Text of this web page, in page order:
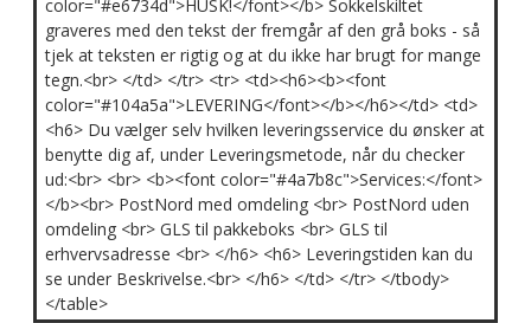
color="#e6734d">HUSK!</font></b> Sokkelskiltet
graveres med den tekst der fremgår af den grå boks - så
tjek at teksten er rigtig og at du ikke har brugt for mange
tegn.<br> </td> </tr> <tr> <td><h6><b><font
color="#104a5a">LEVERING</font></b></h6></td> <td>
<h6> Du vælger selv hvilken leveringsservice du ønsker at
benytte dig af, under Leveringsmetode, når du checker
ud:<br> <br> <b><font color="#4a7b8c">Services:</font>
</b><br> PostNord med omdeling <br> PostNord uden
omdeling <br> GLS til pakkeboks <br> GLS til
erhvervsadresse <br> </h6> <h6> Leveringstiden kan du
se under Beskrivelse.<br> </h6> </td> </tr> </tbody>
</table>